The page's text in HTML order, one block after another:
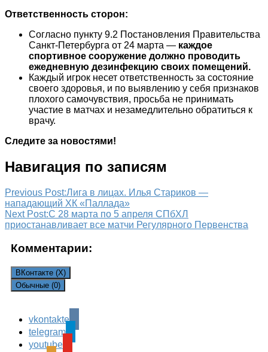
Ответственность сторон:
Согласно пункту 9.2 Постановления Правительства
Санкт-Петербурга от 24 марта — каждое
спортивное сооружение должно проводить
ежедневную дезинфекцию своих помещений.
Каждый игрок несет ответственность за состояние
своего здоровья, и по выявлению у себя признаков
плохого самочувствия, просьба не принимать
участие в матчах и незамедлительно обратиться к
врачу.
Следите за новостями!
Навигация по записям
Previous Post:Лига в лицах. Илья Стариков —
нападающий ХК «Паллада»
Next Post:С 28 марта по 5 апреля СПбХЛ
приостанавливает все матчи Регулярного Первенства
Комментарии:
ВКонтакте (X)
Обычные (0)
Leave a Reply
Ваш адрес email не будет опубликован.
vkontakte
telegram
youtube